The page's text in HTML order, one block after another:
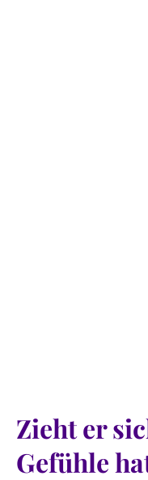
Zieht er
Gefühle